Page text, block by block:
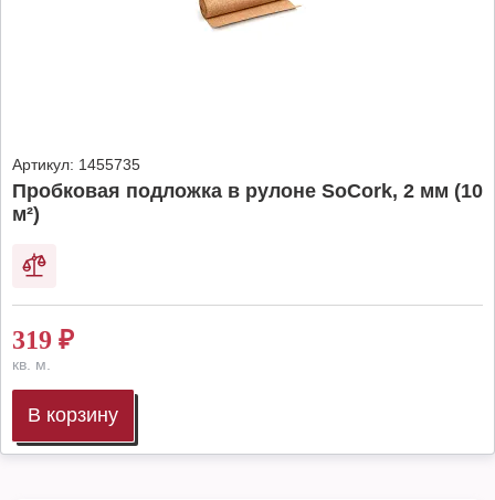
Артикул: 1455735
Пробковая подложка в рулоне SoCork, 2 мм (10
м²)
319 ₽
кв. м.
В корзину